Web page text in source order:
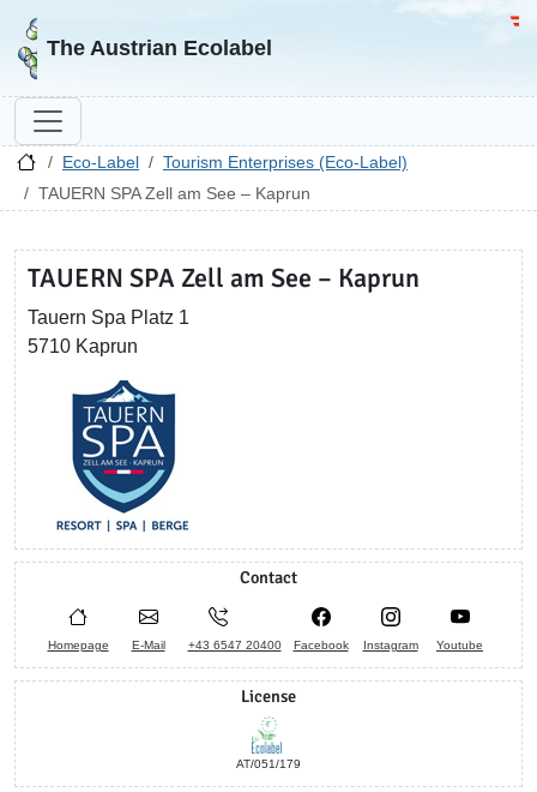
Go to homepage
The Austrian Ecolabel
Eco-Label
Tourism Enterprises (Eco-Label)
TAUERN SPA Zell am See – Kaprun
TAUERN SPA Zell am See – Kaprun
Tauern Spa Platz 1
5710 Kaprun
Contact
Homepage E-Mail +43 6547 20400 Facebook Instagram Youtube
License
AT/051/179